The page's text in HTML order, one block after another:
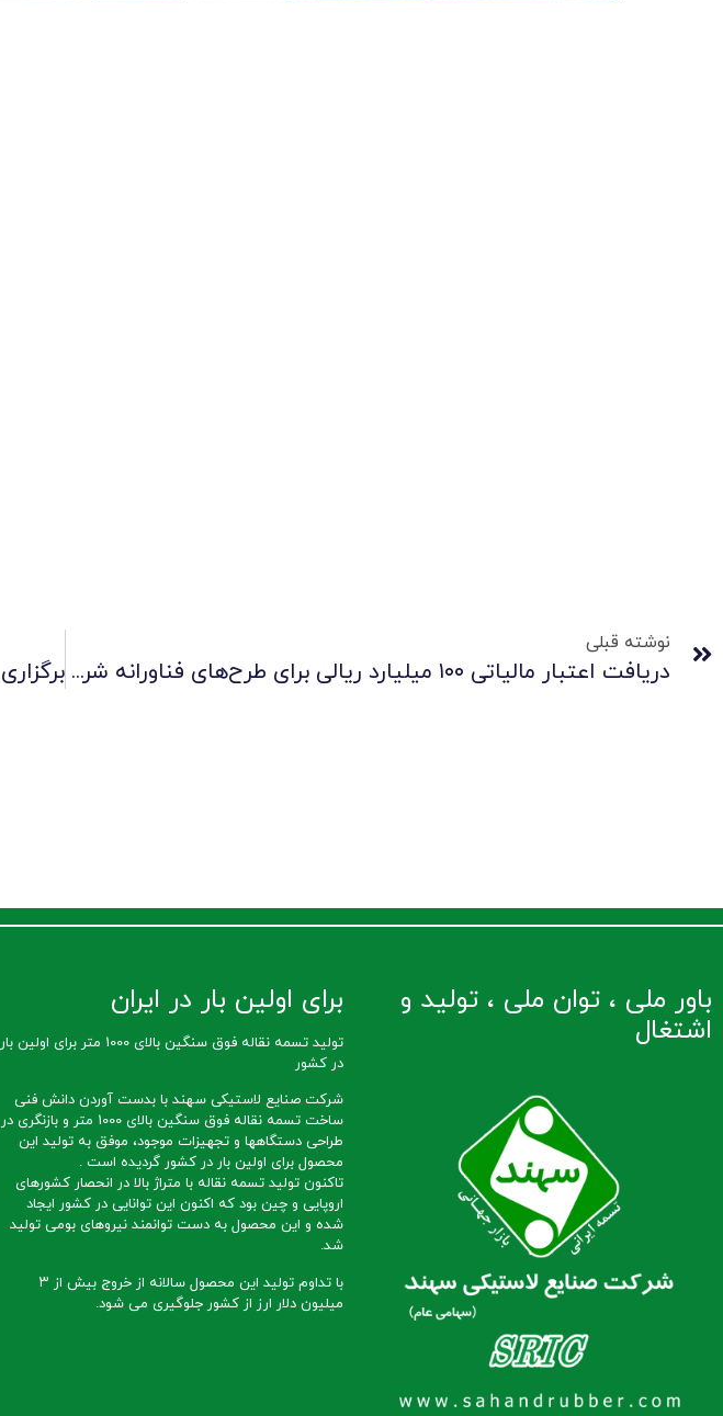
نوشته قبلی
دریافت اعتبار مالیاتی ۱۰۰ میلیارد ریالی برای طرح‌های فناورانه شرکت صنایع لاستیکی سهند
باور ملی ، توان ملی ، تولید و
اشتغال
برای اولین بار در ایران
تولید تسمه نقاله فوق سنگین بالای 1000 متر برای اولین بار
در کشور
شرکت صنایع لاستیکی سهند با بدست آوردن دانش فنی
ساخت تسمه نقاله فوق سنگین بالای 1000 متر و بازنگری در
طراحی دستگاهها و تجهیزات موجود، موفق به تولید این
محصول برای اولین بار در کشور گردیده است .
تاکنون تولید تسمه نقاله با متراژ بالا در انحصار کشورهای
اروپایی و چین بود که اکنون این توانایی در کشور ایجاد
شده و این محصول به دست توانمند نیروهای بومی تولید
شد.
با تداوم تولید این محصول سالانه از خروج بیش از ۳
میلیون دلار ارز از کشور جلوگیری می شود.